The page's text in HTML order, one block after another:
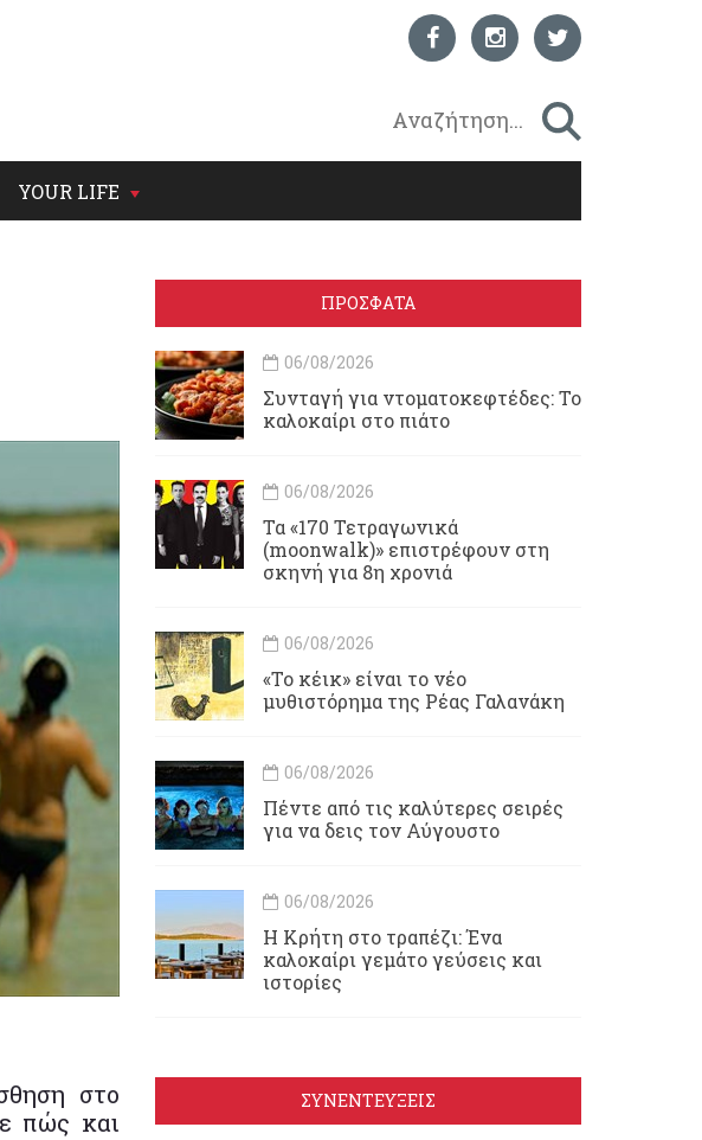
YOUR LIFE
στο
πώς και
ΠΡΟΣΦΑΤΑ
06/08/2026
Συνταγή για ντοματοκεφτέδες: Το
καλοκαίρι στο πιάτο
06/08/2026
Τα «170 Τετραγωνικά
(moonwalk)» επιστρέφουν στη
σκηνή για 8η χρονιά
06/08/2026
«Το κέικ» είναι το νέο
μυθιστόρημα της Ρέας Γαλανάκη
06/08/2026
Πέντε από τις καλύτερες σειρές
για να δεις τον Αύγουστο
06/08/2026
Η Κρήτη στο τραπέζι: Ένα
καλοκαίρι γεμάτο γεύσεις και
ιστορίες
ΣΥΝΕΝΤΕΥΞΕΙΣ